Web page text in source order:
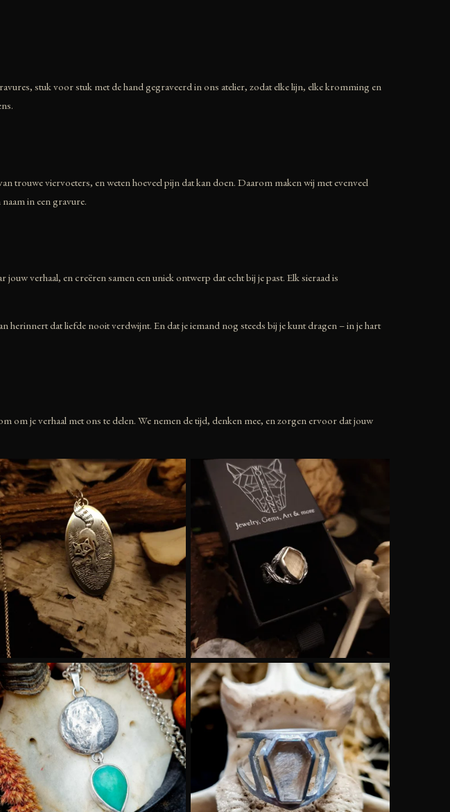
stuk voor stuk met de hand gegraveerd in ons atelier, zodat elke lijn, elke kromming en
trouwe viervoeters, en weten hoeveel pijn dat kan doen. Daarom maken wij met evenveel
in een gravure.
jouw verhaal, en creëren samen een uniek ontwerp dat echt bij je past. Elk sieraad is
herinnert dat liefde nooit verdwijnt. En dat je iemand nog steeds bij je kunt dragen – in je hart
om je verhaal met ons te delen. We nemen de tijd, denken mee, en zorgen ervoor dat jouw